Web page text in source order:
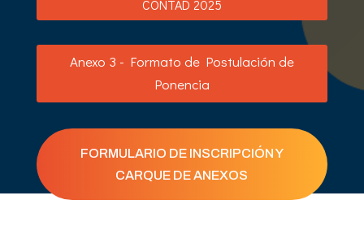
CONTAD 2025
Anexo 3 - Formato de Postulación de
Ponencia
FORMULARIO DE INSCRIPCIÓN Y
CARQUE DE ANEXOS